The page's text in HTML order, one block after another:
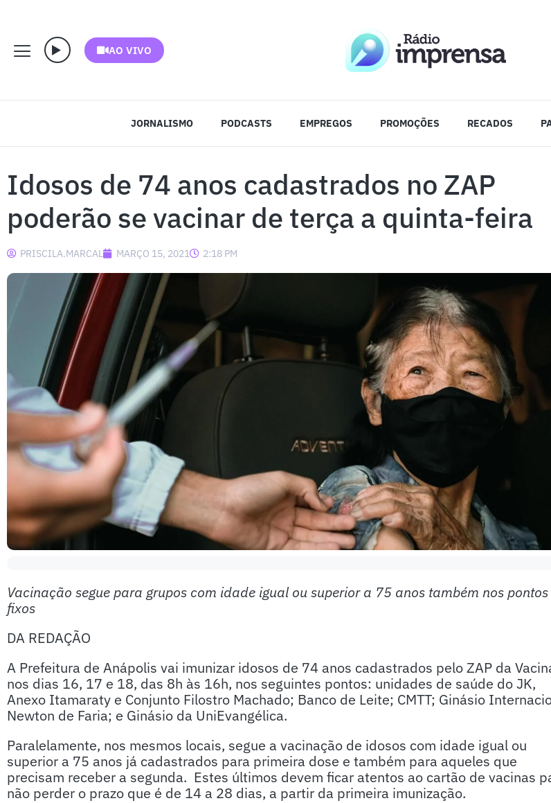
AO VIVO
JORNALISMO PODCASTS EMPREGOS PROMOÇÕES RECADOS
Idosos de 74 anos cadastrados no ZAP
poderão se vacinar de terça a quinta-feira
PRISCILA.MARCAL MARÇO 15, 2021 2:18 PM
Vacinação segue para grupos com idade igual ou superior a 75 anos também nos pontos
fixos
DA REDAÇÃO
A Prefeitura de Anápolis vai imunizar idosos de 74 anos cadastrados pelo ZAP da
nos dias 16, 17 e 18, das 8h às 16h, nos seguintes pontos: unidades de saúde do JK,
Anexo Itamaraty e Conjunto Filostro Machado; Banco de Leite; CMTT; Ginásio
Newton de Faria; e Ginásio da UniEvangélica.
Paralelamente, nos mesmos locais, segue a vacinação de idosos com idade igual ou
superior a 75 anos já cadastrados para primeira dose e também para aqueles que
precisam receber a segunda. Estes últimos devem ficar atentos ao cartão de vacinas
não perder o prazo que é de 14 a 28 dias, a partir da primeira imunização.